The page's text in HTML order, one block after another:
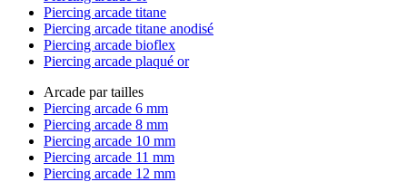
Piercing arcade titane
Piercing arcade titane anodisé
Piercing arcade bioflex
Piercing arcade plaqué or
Arcade par tailles
Piercing arcade 6 mm
Piercing arcade 8 mm
Piercing arcade 10 mm
Piercing arcade 11 mm
Piercing arcade 12 mm